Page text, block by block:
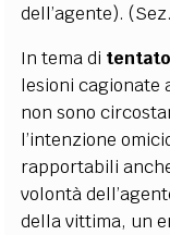
dell’agente).
In tema di
lesioni cagionate
non sono
l’intenzione
rapportabili
volontà
della vittima, un